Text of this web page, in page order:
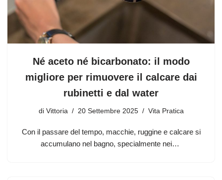
Né aceto né bicarbonato: il modo
migliore per rimuovere il calcare dai
rubinetti e dal water
di Vittoria 20 Settembre 2025 Vita Pratica
Con il passare del tempo, macchie, ruggine e calcare si
accumulano nel bagno, specialmente nei…